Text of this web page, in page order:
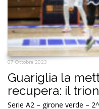
07 Ottobre 2023
Guariglia la
recupera: il
Serie A2 – girone verde –